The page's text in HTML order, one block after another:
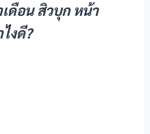
ดือน สิวบุก หน้า
งดี?